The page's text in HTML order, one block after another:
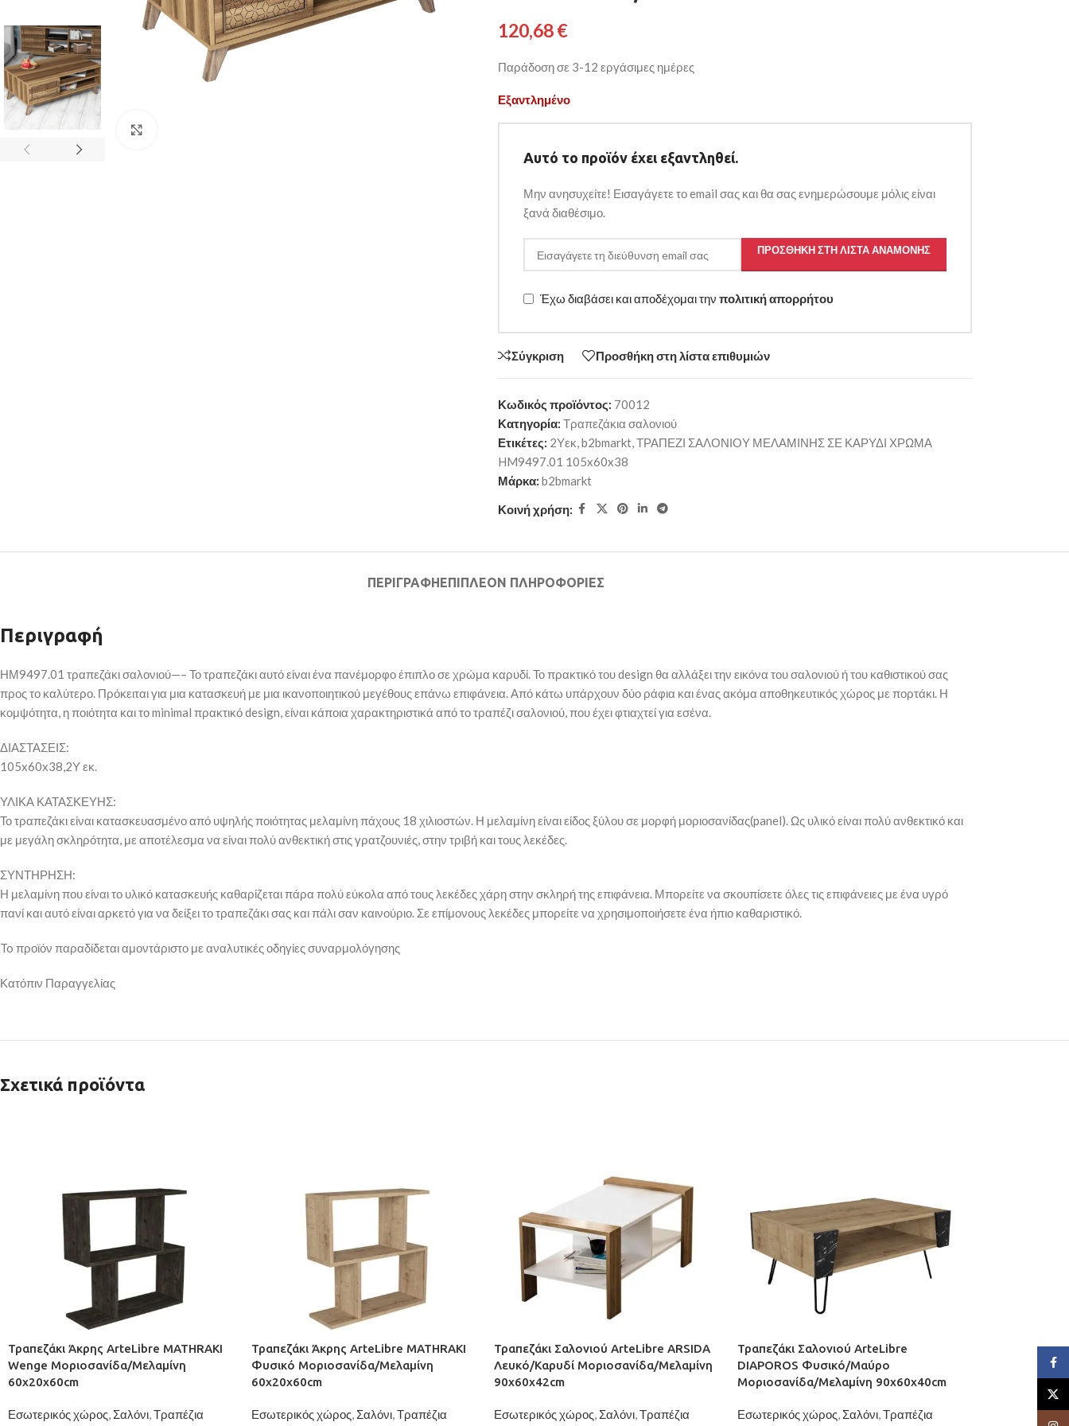
120,68€
Παράδοση σε 3-12 εργάσιμες ημέρες
Εξαντλημένο
Αυτό το προϊόν έχει εξαντληθεί.
Μην ανησυχείτε! Εισαγάγετε το email σας και θα σας ενημερώσουμε μόλις είναι
ξανά διαθέσιμο.
ΠΡΟΣΘΉΚΗ ΣΤΗ ΛΊΣΤΑ ΑΝΑΜΟΝΉΣ
Έχω διαβάσει και αποδέχομαι την πολιτική απορρήτου
Σύγκριση Προσθήκη στη λίστα επιθυμιών
Κωδικός προϊόντος: 70012
Κατηγορία: Τραπεζάκια σαλονιού
Ετικέτες: 2Υεκ,b2bmarkt,ΤΡΑΠΕΖΙ ΣΑΛΟΝΙΟΥ ΜΕΛΑΜΙΝΗΣ ΣΕ ΚΑΡΥΔΙ ΧΡΩΜΑ
HM9497.01 105x60x38
Μάρκα: b2bmarkt
Κοινή χρήση:
ΠΕΡΙΓΡΑΦΉΕΠΙΠΛΈΟΝ ΠΛΗΡΟΦΟΡΊΕΣ
Περιγραφή
ΗΜ9497.01 τραπεζάκι σαλονιού—– Το τραπεζάκι αυτό είναι ένα πανέμορφο έπιπλο σε χρώμα καρυδί. Το πρακτικό του design θα αλλάξει την εικόνα του σαλονιού ή του καθιστικού σας
προς το καλύτερο. Πρόκειται για μια κατασκευή με μια ικανοποιητικού μεγέθους επάνω επιφάνεια. Από κάτω υπάρχουν δύο ράφια και ένας ακόμα αποθηκευτικός χώρος με πορτάκι. Η
κομψότητα, η ποιότητα και το minimal πρακτικό design, είναι κάποια χαρακτηριστικά από το τραπέζι σαλονιού, που έχει φτιαχτεί για εσένα.
ΔΙΑΣΤΑΣΕΙΣ:
105x60x38,2Υ εκ.
ΥΛΙΚΑ ΚΑΤΑΣΚΕΥΗΣ:
Το τραπεζάκι είναι κατασκευασμένο από υψηλής ποιότητας μελαμίνη πάχους 18 χιλιοστών. Η μελαμίνη είναι είδος ξύλου σε μορφή μοριοσανίδας(panel). Ως υλικό είναι πολύ ανθεκτικό και
με μεγάλη σκληρότητα, με αποτέλεσμα να είναι πολύ ανθεκτική στις γρατζουνιές, στην τριβή και τους λεκέδες.
ΣΥΝΤΗΡΗΣΗ:
Η μελαμίνη που είναι το υλικό κατασκευής καθαρίζεται πάρα πολύ εύκολα από τους λεκέδες χάρη στην σκληρή της επιφάνεια. Μπορείτε να σκουπίσετε όλες τις επιφάνειες με ένα υγρό
πανί και αυτό είναι αρκετό για να δείξει το τραπεζάκι σας και πάλι σαν καινούριο. Σε επίμονους λεκέδες μπορείτε να χρησιμοποιήσετε ένα ήπιο καθαριστικό.
To προϊόν παραδίδεται αμοντάριστο με αναλυτικές οδηγίες συναρμολόγησης
Κατόπιν Παραγγελίας
Σχετικά προϊόντα
Τραπεζάκι Άκρης ArteLibre MATHRAKI
Wenge Μοριοσανίδα/Μελαμίνη
60x20x60cm
Εσωτερικός χώρος, Σαλόνι,Τραπέζια
Τραπεζάκι Άκρης ArteLibre MATHRAKI
Φυσικό Μοριοσανίδα/Μελαμίνη
60x20x60cm
Εσωτερικός χώρος, Σαλόνι,Τραπέζια
Τραπεζάκι Σαλονιού ArteLibre ARSIDA
Λευκό/Καρυδί Μοριοσανίδα/Μελαμίνη
90x60x42cm
Εσωτερικός χώρος, Σαλόνι,Τραπέζια
Τραπεζάκι Σαλονιού ArteLibre
DIAPOROS Φυσικό/Μαύρο
Μοριοσανίδα/Μελαμίνη 90x60x40cm
Εσωτερικός χώρος, Σαλόνι,Τραπέζια
Τραπεζάκι
Λευκό/
Μελαμίνη
Εσωτερικός